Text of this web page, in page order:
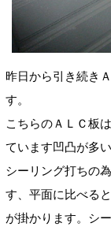
昨日から引き続き
す。
こちらのＡＬＣ板
ています凹凸が多
シーリング打ちの
す、平面に比べる
が掛かります。シ